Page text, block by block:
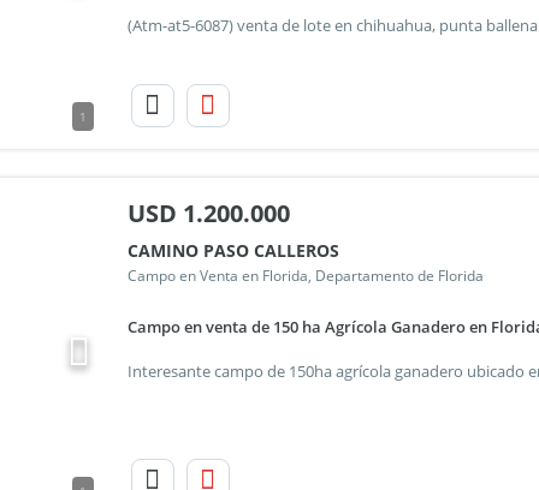
1
USD 1.200.000
CAMINO PASO CALLEROS
Campo en Venta en Florida, Departamento de Florida
Campo en venta de 150 ha Agrícola Ganadero en